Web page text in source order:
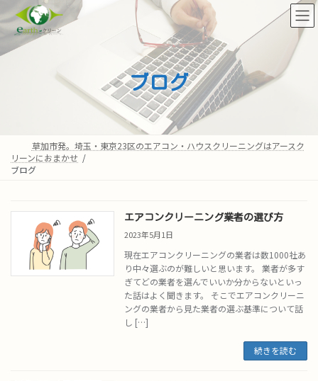
ン
ン
ビ
ー
ブログ
草加市発。埼玉・東京23区のエアコン・ハウスクリーニングはアースク
リーンにおまかせ
ブログ
エアコンクリーニング業者の選び方
2023年5月1日
現在エアコンクリーニングの業者は数1000社あ
り中々選ぶのが難しいと思います。 業者が多す
ぎてどの業者を選んでいいか分からないといっ
た話はよく聞きます。 そこでエアコンクリーニ
ングの業者から見た業者の選ぶ基準について話
し […]
続きを読む